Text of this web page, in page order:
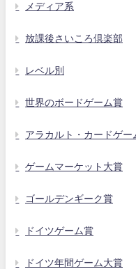
メディア系
放課後さいころ倶楽部
レベル別
世界のボードゲーム賞
アラカルト・カードゲー
ゲームマーケット大賞
ゴールデンギーク賞
ドイツゲーム賞
ドイツ年間ゲーム大賞